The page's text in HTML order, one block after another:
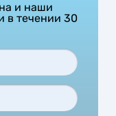
и наши
в течении 30